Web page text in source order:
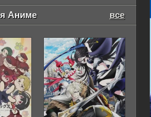
Аниме все